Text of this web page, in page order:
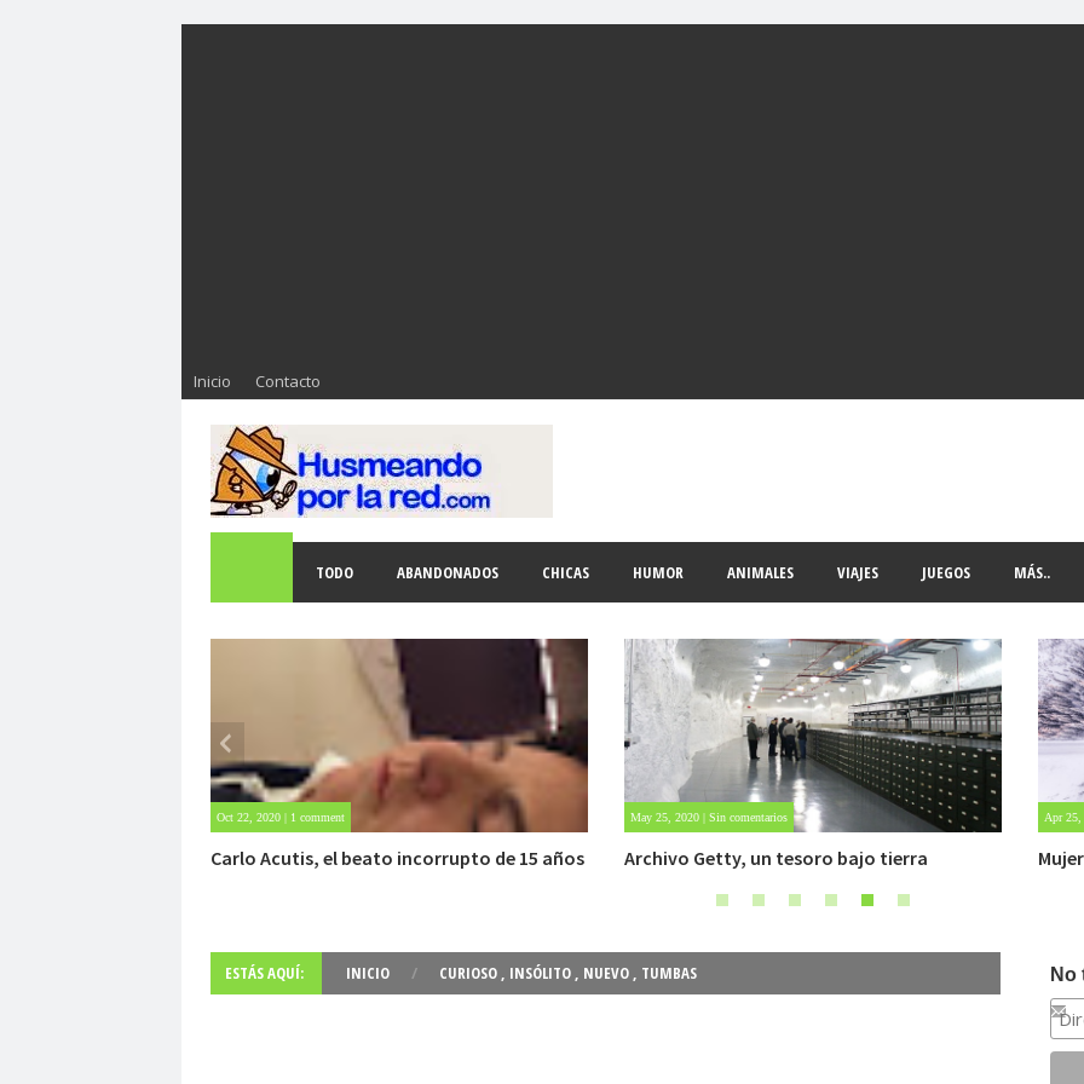
Inicio Contacto
TODO ABANDONADOS CHICAS HUMOR ANIMALES VIAJES JUEGOS MÁS..
May 25, 2020 | Sin comentarios
Archivo Getty, un tesoro bajo tierra
Apr 25, 2022 | Sin comentarios
Mujer sobrevive 6 días atrapada en la nieve
Jul 28,
ESTÁS AQUÍ: INICIO / CURIOSO , INSÓLITO , NUEVO , TUMBAS No